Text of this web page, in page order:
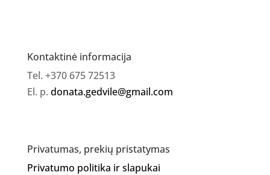
Kontaktinė informacija
Tel. +370 675 72513
El. p. donata.gedvile@gmail.com
Privatumas, prekių pristatymas
Privatumo politika ir slapukai